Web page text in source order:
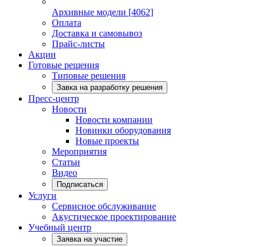
Архивные модели [4062]
Оплата
Доставка и самовывоз
Прайс-листы
Акции
Готовые решения
Типовые решения
Завка на разработку решения
Пресс-центр
Новости
Новости компании
Новинки оборудования
Новые проекты
Мероприятия
Статьи
Видео
Подписаться
Услуги
Сервисное обслуживание
Акустическое проектирование
Учебный центр
Заявка на участие